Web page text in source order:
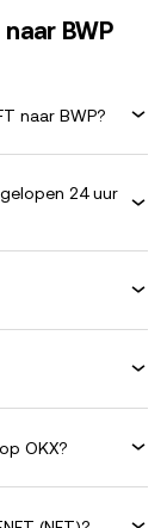
BWP
naar BWP?
24 uur
OKX?